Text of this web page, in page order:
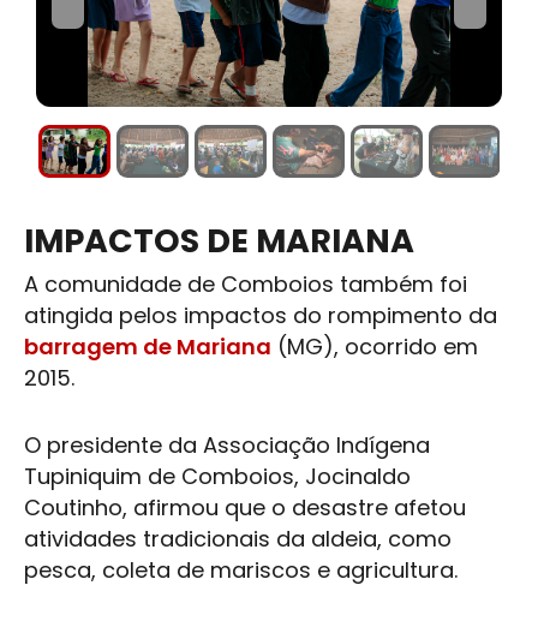
IMPACTOS DE MARIANA
A comunidade de Comboios também foi
atingida pelos impactos do rompimento da
barragem de Mariana (MG), ocorrido em
2015.
O presidente da Associação Indígena
Tupiniquim de Comboios, Jocinaldo
Coutinho, afirmou que o desastre afetou
atividades tradicionais da aldeia, como
pesca, coleta de mariscos e agricultura.